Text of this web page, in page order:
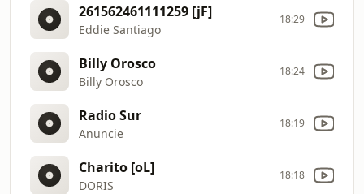
261562461111259 [jF]
Eddie Santiago
18:29
Billy Orosco
Billy Orosco
18:24
Radio Sur
Anuncie
18:19
Charito [oL]
DORIS
18:18